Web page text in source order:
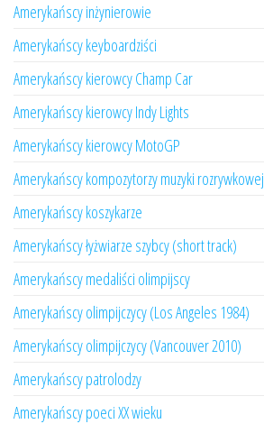
Amerykańscy inżynierowie
Amerykańscy keyboardziści
Amerykańscy kierowcy Champ Car
Amerykańscy kierowcy Indy Lights
Amerykańscy kierowcy MotoGP
Amerykańscy kompozytorzy muzyki rozrywkowej
Amerykańscy koszykarze
Amerykańscy łyżwiarze szybcy (short track)
Amerykańscy medaliści olimpijscy
Amerykańscy olimpijczycy (Los Angeles 1984)
Amerykańscy olimpijczycy (Vancouver 2010)
Amerykańscy patrolodzy
Amerykańscy poeci XX wieku